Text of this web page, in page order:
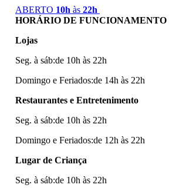
ABERTO 10h às 22h
HORÁRIO DE FUNCIONAMENTO
Lojas
Seg. à sáb:de 10h às 22h
Domingo e Feriados:de 14h às 22h
Restaurantes e Entretenimento
Seg. à sáb:de 10h às 22h
Domingo e Feriados:de 12h às 22h
Lugar de Criança
Seg. à sáb:de 10h às 22h